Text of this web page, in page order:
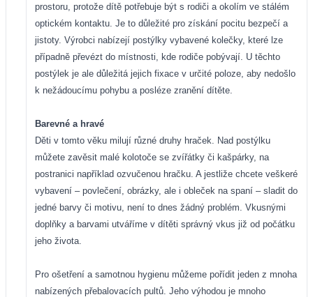
prostoru, protože dítě potřebuje být s rodiči a okolím ve stálém
optickém kontaktu. Je to důležité pro získání pocitu bezpečí a
jistoty. Výrobci nabízejí postýlky vybavené kolečky, které lze
případně převézt do místnosti, kde rodiče pobývají. U těchto
postýlek je ale důležitá jejich fixace v určité poloze, aby nedošlo
k nežádoucímu pohybu a posléze zranění dítěte.
Barevné a hravé
Děti v tomto věku milují různé druhy hraček. Nad postýlku
můžete zavěsit malé kolotoče se zvířátky či kašpárky, na
postranici například ozvučenou hračku. A jestliže chcete veškeré
vybavení – povlečení, obrázky, ale i obleček na spaní – sladit do
jedné barvy či motivu, není to dnes žádný problém. Vkusnými
doplňky a barvami utváříme v dítěti správný vkus již od počátku
jeho života.
Pro ošetření a samotnou hygienu můžeme pořídit jeden z mnoha
nabízených přebalovacích pultů. Jeho výhodou je mnoho